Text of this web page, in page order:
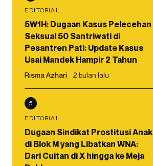
EDITORIAL
5W1H: Dugaan Kasus Pelecehan
Seksual 50 Santriwati di
Pesantren Pati: Update Kasus
Usai Mandek Hampir 2 Tahun
Risma Azhari 2 bulan lalu
5
EDITORIAL
Dugaan Sindikat Prostitusi Anak
di Blok M yang Libatkan WNA:
Dari Cuitan di X hingga ke Meja